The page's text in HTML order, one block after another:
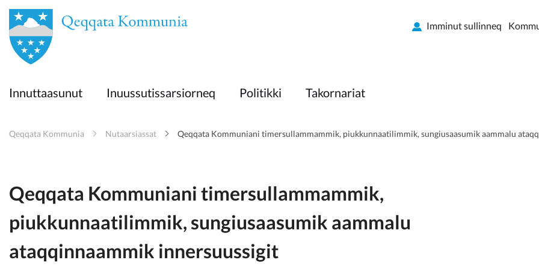
en
Innuttaasunut
Politikki
Imminut sullinneq
Innuttaasunut Inuussutissarsiorneq Politikki Takornariat
Qeqqata Kommunia Nutaarsiassat Qeqqata Kommuniani timersullammammik, piukkunnaatilimmik, sungiusaasumik aammalu
Qeqqata Kommuniani timersullammammik,
piukkunnaatilimmik, sungiusaasumik aammalu
ataqqinnaammik innersuussigit